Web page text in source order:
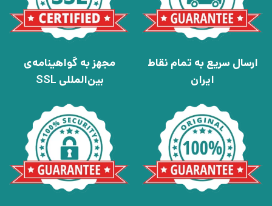
ارسال سریع به تمام نقاط
ایران
مجهز به گواهینامه‌ی
بین‌المللی SSL